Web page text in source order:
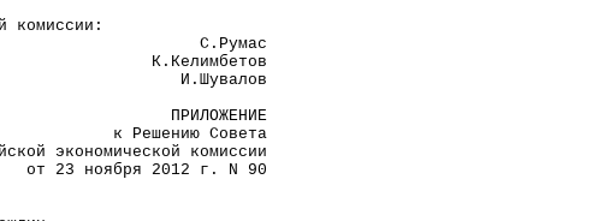
комиссии:
С.Румас
К.Келимбетов
И.Шувалов
ПРИЛОЖЕНИЕ
к Решению Совета
экономической комиссии
от 23 ноября 2012 г. N 90
СТАВКИ